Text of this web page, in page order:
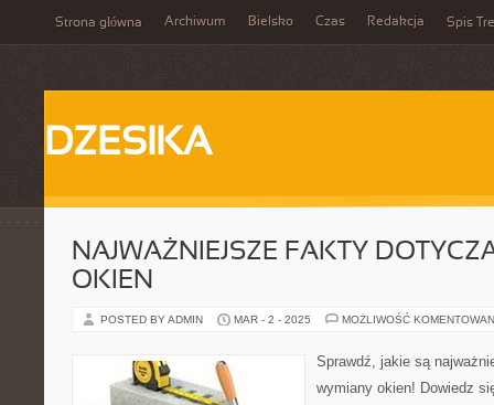
Strona główna Archiwum Bielsko Czas Redakcja Spis
DZESIKA
NAJWAŻNIEJSZE FAKTY
OKIEN
POSTED BY ADMIN MAR - 2 - 2025 MOŻLIWOŚĆ
Sprawdź, jakie są
wymiany okien! Dowiedz